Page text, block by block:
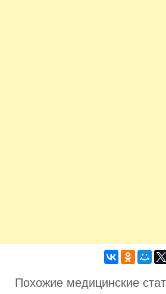
Похожие медицинские